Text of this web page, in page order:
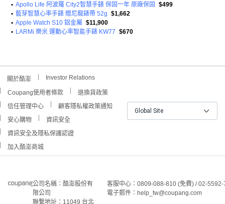
• Apollo Life 阿波羅 City2智慧手錶 保固一年 原廠保固
$499
• 藍芽智慧心率手錶 贈尼龍錶帶 52g $1,662
• Apple Watch S10 鋁金屬 $11,900
• LARMi 樂米 運動心率智能手錶 KW77 $670
關於酷澎 Investor Relations
Coupang使用者條款
退換貨政策
信任管理中心
顧客隱私權政策通知
安心購物
資訊安全
資訊安全及隱私保護認證
加入酷澎商城
Global Site
公司名稱：酷澎股份有
限公司
聯繫地址：11049 台北
客服中心：0809-088-810 (免費) / 02-
電子郵件：help_tw@coupang.com